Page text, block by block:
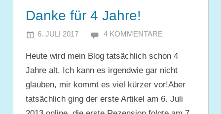
Danke für 4 Jahre!
6. JULI 2017 JULIA
4 KOMMENTARE
Heute wird mein Blog tatsächlich schon 4
Jahre alt. Ich kann es irgendwie gar nicht
glauben, mir kommt es viel kürzer vor!Aber
tatsächlich ging der erste Artikel am 6. Juli